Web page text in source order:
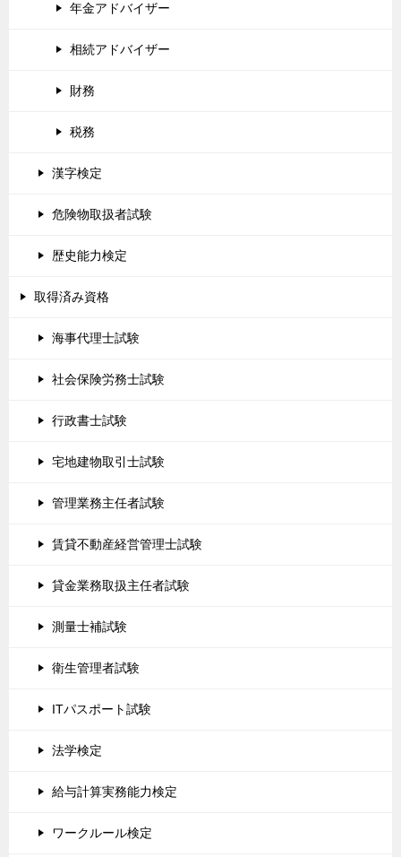
年金アドバイザー
相続アドバイザー
財務
税務
漢字検定
危険物取扱者試験
歴史能力検定
取得済み資格
海事代理士試験
社会保険労務士試験
行政書士試験
宅地建物取引士試験
管理業務主任者試験
賃貸不動産経営管理士試験
貸金業務取扱主任者試験
測量士補試験
衛生管理者試験
ITパスポート試験
法学検定
給与計算実務能力検定
ワークルール検定